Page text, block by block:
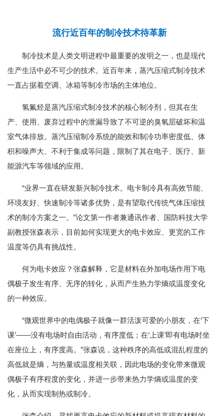
流行近百年的制冷技术待革新
制冷技术是人类文明进程中最重要的发明之一，也是现代
生产生活中必不可少的技术。近百年来，蒸汽压缩式制冷技术
一直占据着空调、冰箱等制冷市场的主体地位。
氢氟烃是蒸汽压缩式制冷技术的核心制冷剂，但其在生
产、使用、废弃过程中的泄漏导致了不可逆的臭氧层破坏和温
室气体排放。蒸汽压缩制冷系统的能效和制冷功率密度低、体
积和噪声大、不利于集成等问题，限制了其在电子、医疗、新
能源汽车等领域的应用。
“业界一直在研发新兴制冷技术。电卡制冷具有高效节能、
环境友好、快速制冷等诸多优势，是有望取代传统气体压缩技
术的制冷方案之一。”论文第一作者兼通讯作者、国防科技大学
副教授张森表示，目前如何实现更大的电卡效应、更宽的工作
温度等仍具有挑战性。
何为电卡效应？张森解释，它是材料在外加电场作用下电
偶极子发生有序、无序的转化，从而产生热力学熵或温度变化
的一种效应。
“微观世界中的电偶极子就像一群活泼可爱的小朋友，在‘下
课’——没有电场时自由活动，有序度低；在‘上课’即有电场时坐
在座位上，有序度高。”张森说，这种秩序的高低或混乱程度的
高低就是熵，与热量或温度相关联，因此电场的变化带来微观
偶极子有序程度的变化，并进一步带来热力学熵或温度的变
化，从而实现制热或制冷。